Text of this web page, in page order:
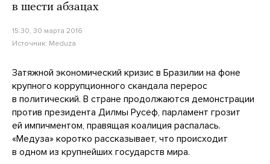
в шести абзацах
15:30, 30 марта 2016
Источник: Meduza
Затяжной экономический кризис в Бразилии на фоне
крупного коррупционного скандала перерос
в политический. В стране продолжаются демонстрации
против президента Дилмы Русеф, парламент грозит
ей импичментом, правящая коалиция распалась.
«Медуза» коротко рассказывает, что происходит
в одном из крупнейших государств мира.